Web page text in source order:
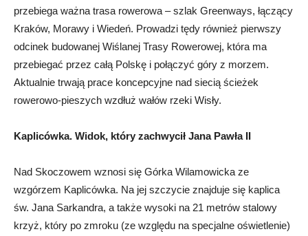
przebiega ważna trasa rowerowa – szlak Greenways, łączący
Kraków, Morawy i Wiedeń. Prowadzi tędy również pierwszy
odcinek budowanej Wiślanej Trasy Rowerowej, która ma
przebiegać przez całą Polskę i połączyć góry z morzem.
Aktualnie trwają prace koncepcyjne nad siecią ścieżek
rowerowo-pieszych wzdłuż wałów rzeki Wisły.
Kaplicówka. Widok, który zachwycił Jana Pawła II
Nad Skoczowem wznosi się Górka Wilamowicka ze
wzgórzem Kaplicówka. Na jej szczycie znajduje się kaplica
św. Jana Sarkandra, a także wysoki na 21 metrów stalowy
krzyż, który po zmroku (ze względu na specjalne oświetlenie)